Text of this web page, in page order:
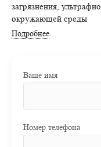
загрязнения,
окружающей среды
Подробнее
Ваше имя
Номер телефона